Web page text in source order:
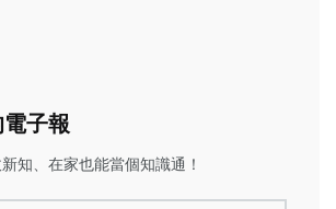
子報
知、在家也能當個知識通！